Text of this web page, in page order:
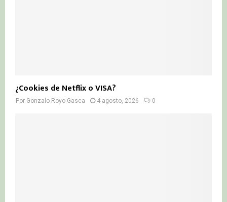
¿Cookies de Netflix o VISA?
Por Gonzalo Royo Gasca 4 agosto, 2026 0